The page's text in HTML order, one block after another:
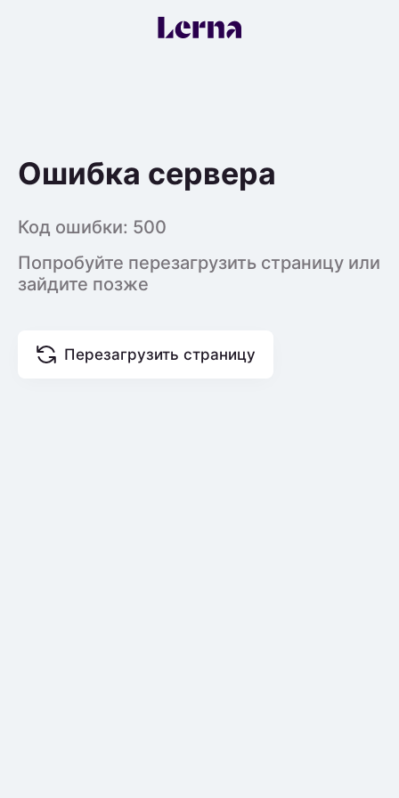
Ошибка сервера
Код ошибки: 500
Попробуйте перезагрузить страницу или
зайдите позже
Перезагрузить страницу